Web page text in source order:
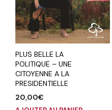
PLUS BELLE LA
POLITIQUE – UNE
CITOYENNE A LA
PRESIDENTIELLE
20,00€